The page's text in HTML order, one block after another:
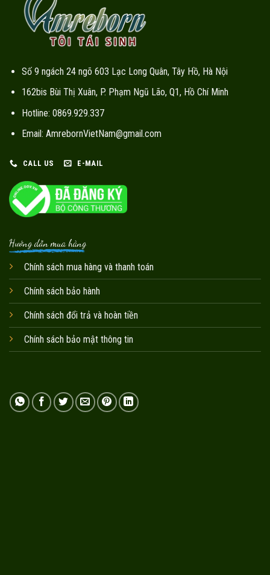
Số 9 ngách 24 ngõ 603 Lạc Long Quân, Tây Hồ, Hà Nội
162bis Bùi Thị Xuân, P. Phạm Ngũ Lão, Q1, Hồ Chí Minh
Hotline: 0869.929.337
Email: AmrebornVietNam@gmail.com
CALL US E-MAIL
Hướng dẫn mua hàng
Chính sách mua hàng và thanh toán
Chính sách bảo hành
Chính sách đổi trả và hoàn tiền
Chính sách bảo mật thông tin